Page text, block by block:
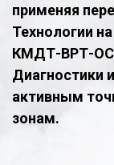
применяя
Технологии
КМДТ-ВРТ-ОС
Диагностики
активным
зонам.